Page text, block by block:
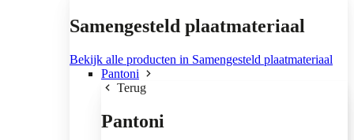
Samengesteld plaatmateriaal
Bekijk alle producten in Samengesteld plaatmateriaal
Pantoni
Terug
Pantoni